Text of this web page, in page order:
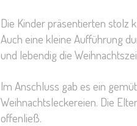
Die Kinder präsentierten stolz
Auch eine kleine Aufführung
und lebendig die
Im Anschluss gab es ein
Weihnachtsleckereien. Die
offenließ.